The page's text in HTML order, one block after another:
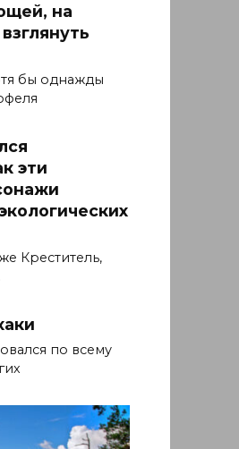
на
бы однажды
эти
Креститель,
по всему